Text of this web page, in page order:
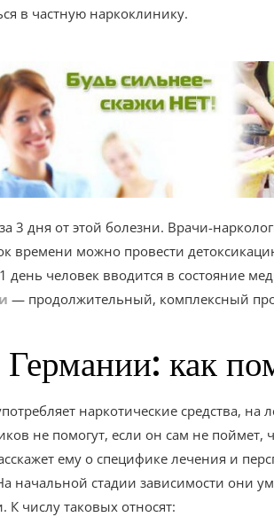
в частную наркоклинику.
дня от этой болезни. Врачи-
времени можно провести
человек вводится в состояние
— продолжительный, комплексный
Германии: как
наркотические средства,
не помогут, если он сам не
ему о специфике лечения и
начальной стадии зависимости они
числу таковых относят: